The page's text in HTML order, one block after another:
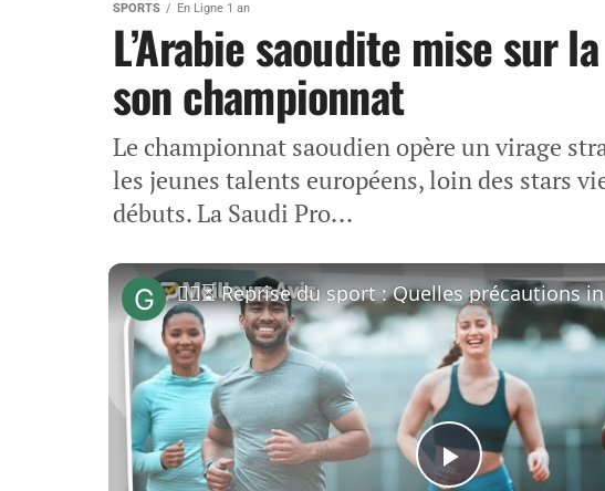
SPORTS En Ligne 1 an
L’Arabie saoudite mise sur
son championnat
Le championnat saoudien opère un virage
les jeunes talents européens, loin des stars
débuts. La Saudi Pro...